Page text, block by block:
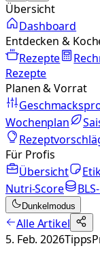
Übersicht
Dashboard
Entdecken &
Rezepte
Rezepte
Planen & Vorrat
Wochenplan
Für Profis
Übersicht
Nutri-Score
Dunkelmodus
Alle Artikel
5. Feb. 2026Tipps